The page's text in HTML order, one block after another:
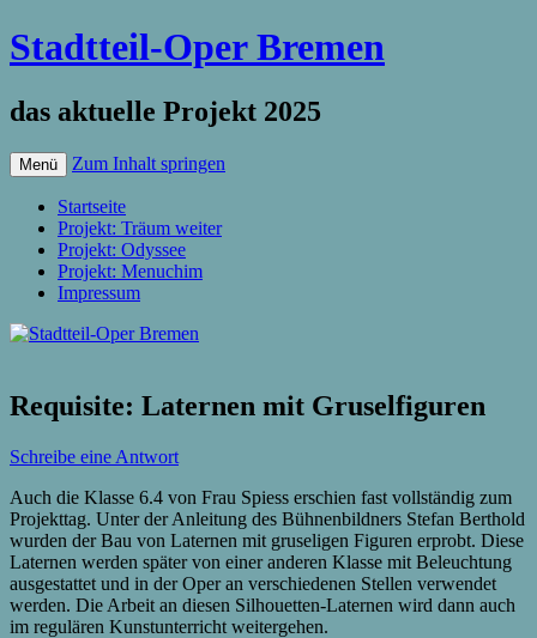
Stadtteil-Oper Bremen
das aktuelle Projekt 2025
Menü Zum Inhalt springen
Startseite
Projekt: Träum weiter
Projekt: Odyssee
Projekt: Menuchim
Impressum
Requisite: Laternen mit Gruselfiguren
Schreibe eine Antwort
Auch die Klasse 6.4 von Frau Spiess erschien fast vollständig zum
Projekttag. Unter der Anleitung des Bühnenbildners Stefan Berthold
wurden der Bau von Laternen mit gruseligen Figuren erprobt. Diese
Laternen werden später von einer anderen Klasse mit Beleuchtung
ausgestattet und in der Oper an verschiedenen Stellen verwendet
werden. Die Arbeit an diesen Silhouetten-Laternen wird dann auch
im regulären Kunstunterricht weitergehen.